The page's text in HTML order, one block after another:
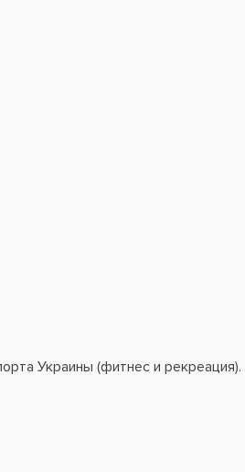
Украины (фитнес и рекреация).